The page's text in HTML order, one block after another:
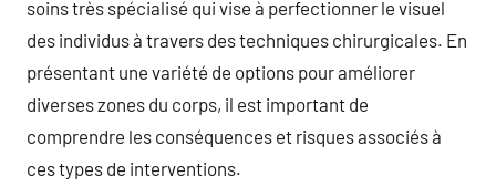
soins très spécialisé qui vise à perfectionner le visuel
des individus à travers des techniques chirurgicales. En
présentant une variété de options pour améliorer
diverses zones du corps, il est important de
comprendre les conséquences et risques associés à
ces types de interventions.